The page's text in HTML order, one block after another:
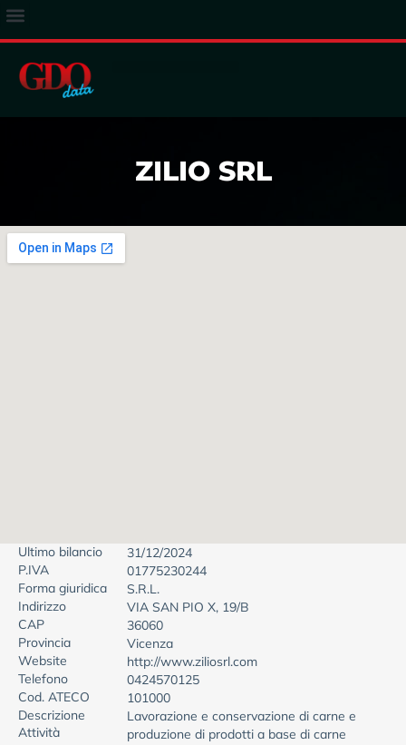
ZILIO SRL
Ultimo bilancio
31/12/2024
P.IVA
01775230244
Forma giuridica
S.R.L.
Indirizzo
VIA SAN PIO X, 19/B
CAP
36060
Provincia
Vicenza
Website
http://www.ziliosrl.com
Telefono
0424570125
Cod. ATECO
101000
Descrizione
Attività
Lavorazione e conservazione di carne e
produzione di prodotti a base di carne